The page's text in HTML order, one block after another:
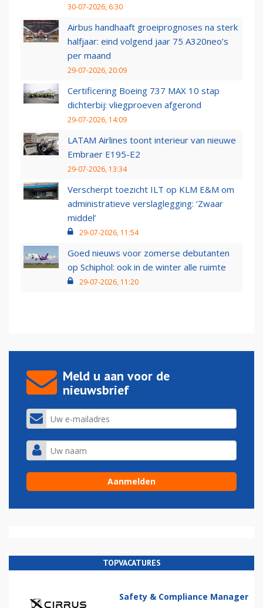
30-07-2026, 6:30
Airbus handhaaft groeiprognoses na sterk
halfjaar: eind volgend jaar 75 A320neo’s
per maand
29-07-2026, 20:09
Certificering Boeing 737 MAX 10 stap
dichterbij: vliegproeven afgerond
29-07-2026, 14:09
LATAM Airlines toont interieur van nieuwe
Embraer E195-E2
29-07-2026, 13:34
Verscherpt toezicht ILT op KLM E&M om
administratieve verslaglegging: ‘Zwaar
middel’
29-07-2026, 11:54
Goed nieuws voor zomerse debutanten
op Schiphol: ook in de winter alle ruimte
29-07-2026, 11:20
Meld u aan voor de
nieuwsbrief
TOPVACATURES
Safety & Compliance Manager